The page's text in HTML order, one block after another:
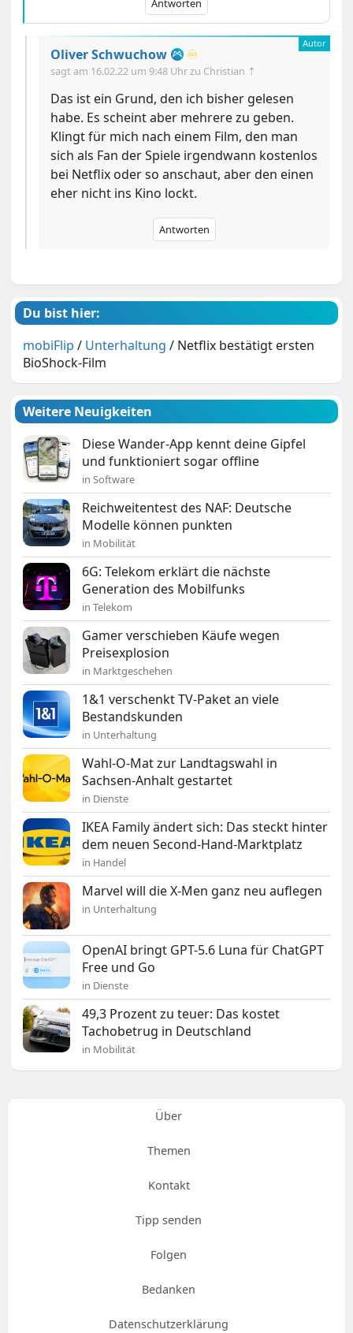
Antworten
Oliver Schwuchow ♾️
sagt am 16.02.22 um 9:48 Uhrzu Christian ⇡
Das ist ein Grund, den ich bisher gelesen
habe. Es scheint aber mehrere zu geben.
Klingt für mich nach einem Film, den man
sich als Fan der Spiele irgendwann kostenlos
bei Netflix oder so anschaut, aber den einen
eher nicht ins Kino lockt.
Antworten
Du bist hier:
mobiFlip / Unterhaltung / Netflix bestätigt ersten
BioShock-Film
Weitere Neuigkeiten
Diese Wander-App kennt deine Gipfel
und funktioniert sogar offline
in Software
Reichweitentest des NAF: Deutsche
Modelle können punkten
in Mobilität
6G: Telekom erklärt die nächste
Generation des Mobilfunks
in Telekom
Gamer verschieben Käufe wegen
Preisexplosion
in Marktgeschehen
1&1 verschenkt TV-Paket an viele
Bestandskunden
in Unterhaltung
Wahl-O-Mat zur Landtagswahl in
Sachsen-Anhalt gestartet
in Dienste
IKEA Family ändert sich: Das steckt hinter
dem neuen Second-Hand-Marktplatz
in Handel
Marvel will die X-Men ganz neu auflegen
in Unterhaltung
OpenAI bringt GPT-5.6 Luna für ChatGPT
Free und Go
in Dienste
49,3 Prozent zu teuer: Das kostet
Tachobetrug in Deutschland
in Mobilität
Über
Themen
Kontakt
Tipp senden
Folgen
Bedanken
Datenschutzerklärung